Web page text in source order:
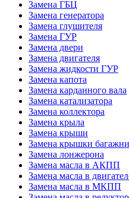
Замена ГБЦ
Замена генератора
Замена глушителя
Замена ГУР
Замена двери
Замена двигателя
Замена жидкости ГУР
Замена капота
Замена карданного вала
Замена катализатора
Замена коллектора
Замена крыла
Замена крыши
Замена крышки
Замена лонжерона
Замена масла в АКПП
Замена масла в
Замена масла в МКПП